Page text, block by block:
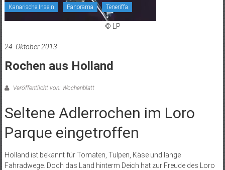
Kanarische Inseln Panorama Teneriffa
© LP
24. Oktober 2013
Rochen aus Holland
Veröffentlicht von: Wochenblatt
Seltene Adlerrochen im Loro
Parque eingetroffen
Holland ist bekannt für Tomaten, Tulpen, Käse und lange
Fahradwege. Doch das Land hinterm Deich hat zur Freude des Loro